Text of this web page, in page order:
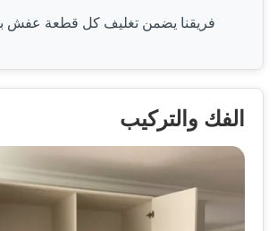
فريقنا يضمن تغليف كل قطعة عفش
الفك والتركيب